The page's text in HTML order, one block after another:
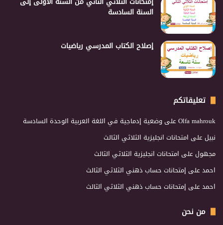
السنة السادسة
إصلاح الكتاب المدرسي رياضيات
تعليقاتكم
Olfa mahroukعلى وضعية إدماجية في اللغة العربية الوحدة السادسة
نبيلعلى امتحانات انجليزية الثلاثي الثالث
مجهولعلى امتحانات انجليزية الثلاثي الثالث
احمدعلى إمتحانات حساب ذهني الثلاثي الثالث
احمدعلى إمتحانات حساب ذهني الثلاثي الثالث
من نحن